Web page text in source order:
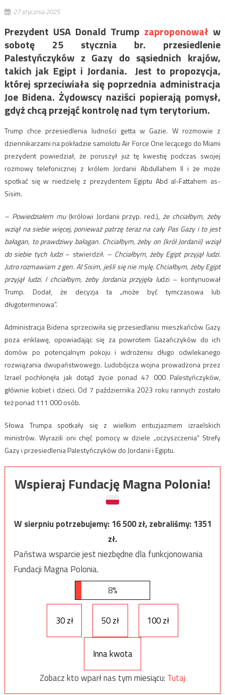
27 stycznia 2025
Prezydent USA Donald Trump zaproponował w
sobotę 25 stycznia br. przesiedlenie
Palestyńczyków z Gazy do sąsiednich krajów,
takich jak Egipt i Jordania. Jest to propozycja,
której sprzeciwiała się poprzednia administracja
Joe Bidena. Żydowscy naziści popierają pomysł,
gdyż chcą przejąć kontrolę nad tym terytorium.
Trump chce przesiedlenia ludności getta w Gazie. W rozmowie z
dziennikarzami na pokładzie samolotu Air Force One lecącego do Miami
prezydent powiedział, że poruszył już tę kwestię podczas swojej
rozmowy telefonicznej z królem Jordanii Abdullahem II i że może
spotkać się w niedzielę z prezydentem Egiptu Abd al-Fattahem as-
Sisim.
– Powiedziałem mu (królowi Jordanii przyp. red.), że chciałbym, żeby
wziął na siebie więcej, ponieważ patrzę teraz na cały Pas Gazy i to jest
bałagan, to prawdziwy bałagan. Chciałbym, żeby on (król Jordanii) wziął
do siebie tych ludzi– stwierdził. – Chciałbym, żeby Egipt przyjął ludzi.
Jutro rozmawiam z gen. Al Sisim, jeśli się nie mylę. Chciałbym, żeby Egipt
przyjął ludzi. I chciałbym, żeby Jordania przyjęła ludzi – kontynuował
Trump. Dodał, że decyzja ta „może być tymczasowa lub
długoterminowa”.
Administracja Bidena sprzeciwiła się przesiedlaniu mieszkańców Gazy
poza enklawę, opowiadając się za powrotem Gazańczyków do ich
domów po potencjalnym pokoju i wdrożeniu długo odwlekanego
rozwiązania dwupaństwowego. Ludobójcza wojna prowadzona przez
Izrael pochłonęła jak dotąd życie ponad 47 000 Palestyńczyków,
głównie kobiet i dzieci. Od 7 października 2023 roku rannych zostało
też ponad 111 000 osób.
Słowa Trumpa spotkały się z wielkim entuzjazmem izraelskich
ministrów. Wyrazili oni chęć pomocy w dziele „oczyszczenia” Strefy
Gazy i przesiedlenia Palestyńczyków do Jordanii i Egiptu.
Wspieraj Fundację Magna Polonia!
W sierpniu potrzebujemy:16 500zł, zebraliśmy:1351
zł.
Państwa wsparcie jest niezbędne dla funkcjonowania
Fundacji Magna Polonia.
8%
30 zł 50 zł 100 zł
Inna kwota
Zobacz kto wparł nas tym miesiącu: Tutaj